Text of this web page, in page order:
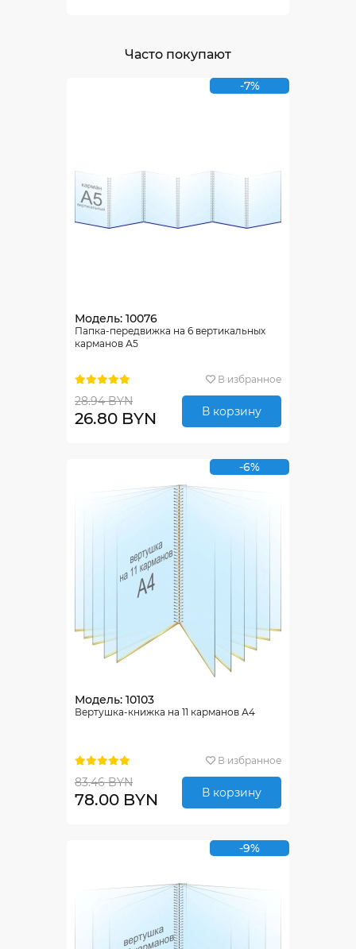
Часто покупают
-7%
Модель: 10076
Папка-передвижка на 6 вертикальных
карманов А5
В избранное
28.94 BYN
26.80 BYN В корзину
-6%
Модель: 10103
Вертушка-книжка на 11 карманов А4
В избранное
83.46 BYN
78.00 BYN В корзину
-9%